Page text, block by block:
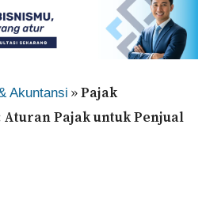
Akuntansi »Pajak
Pajak untuk Penjual